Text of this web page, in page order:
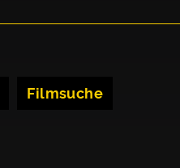
Filmsuche